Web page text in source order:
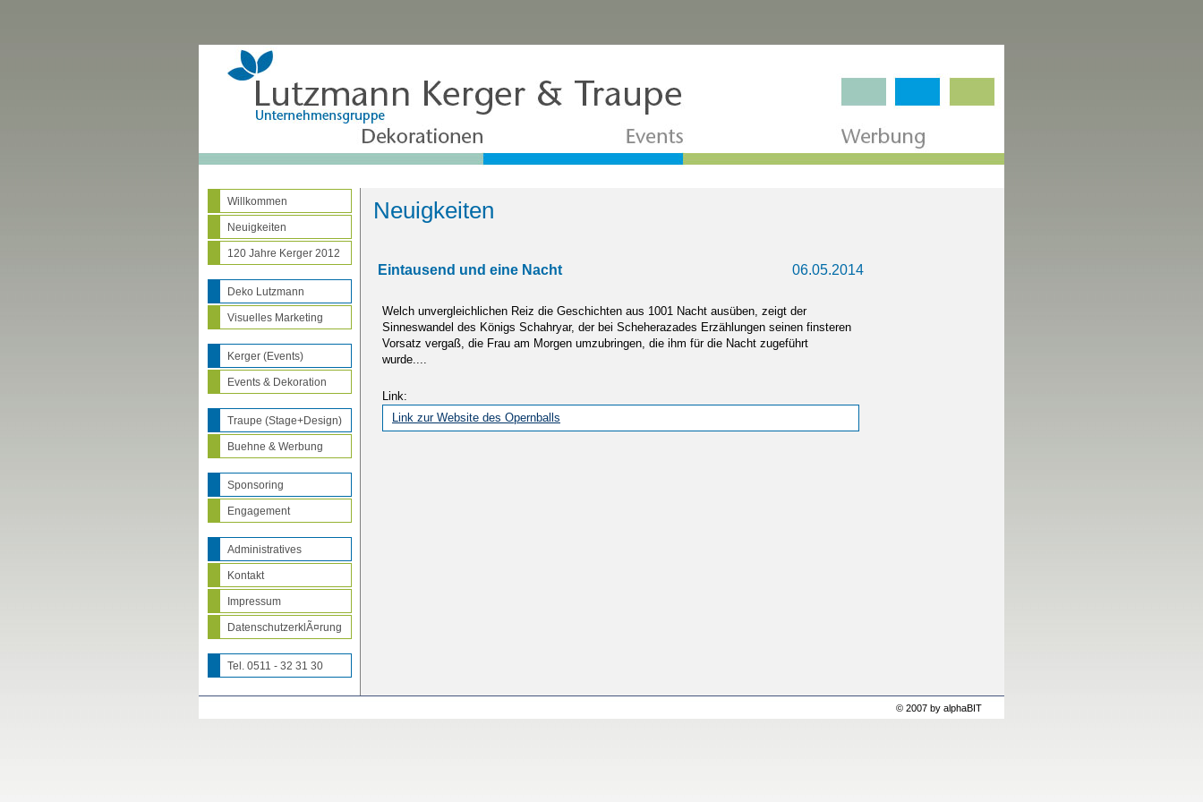
Willkommen
Neuigkeiten
120 Jahre Kerger 2012
Deko Lutzmann
Visuelles Marketing
Kerger (Events)
Events & Dekoration
Traupe (Stage+Design)
Buehne & Werbung
Sponsoring
Engagement
Administratives
Kontakt
Impressum
DatenschutzerklÃ¤rung
Tel. 0511 - 32 31 30
Neuigkeiten
Eintausend und eine Nacht 06.05.2014
Welch unvergleichlichen Reiz die Geschichten aus 1001 Nacht ausüben, zeigt der
Sinneswandel des Königs Schahryar, der bei Scheherazades Erzählungen seinen finsteren
Vorsatz vergaß, die Frau am Morgen umzubringen, die ihm für die Nacht zugeführt
wurde....
Link:
Link zur Website des Opernballs
© 2007 by alphaBIT